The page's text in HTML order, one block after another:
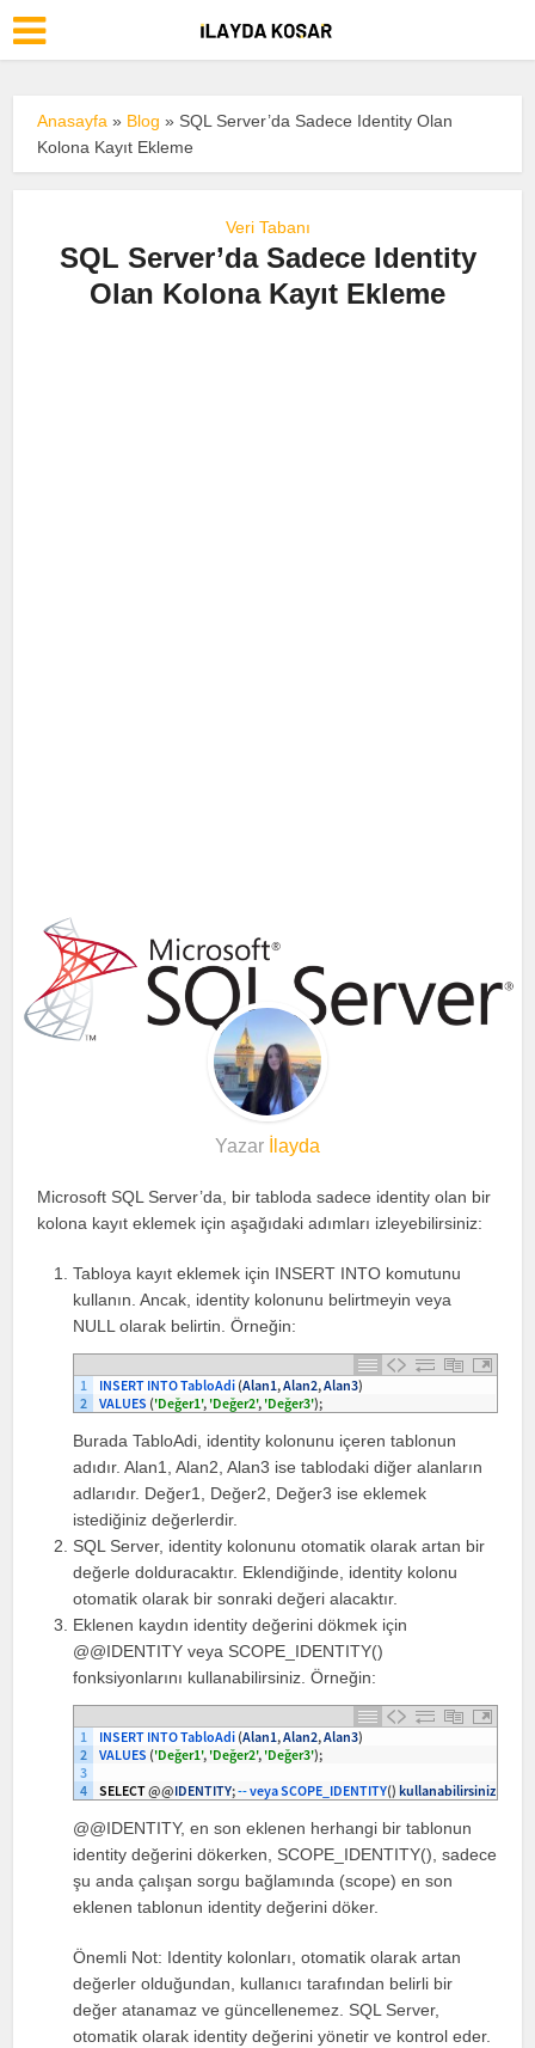
Anasayfa » Blog » SQL Server’da Sadece Identity Olan
Kolona Kayıt Ekleme
Veri Tabanı
SQL Server’da Sadece Identity
Olan Kolona Kayıt Ekleme
Yazar İlayda
Microsoft SQL Server’da, bir tabloda sadece identity olan bir
kolona kayıt eklemek için aşağıdaki adımları izleyebilirsiniz:
Tabloya kayıt eklemek için INSERT INTO komutunu
kullanın. Ancak, identity kolonunu belirtmeyin veya
NULL olarak belirtin. Örneğin:
1
2
INSERT INTO TabloAdi (Alan1,Alan2,Alan3)
VALUES ('Değer1', 'Değer2', 'Değer3');
Burada TabloAdi, identity kolonunu içeren tablonun
adıdır. Alan1, Alan2, Alan3 ise tablodaki diğer alanların
adlarıdır. Değer1, Değer2, Değer3 ise eklemek
istediğiniz değerlerdir.
SQL Server, identity kolonunu otomatik olarak artan bir
değerle dolduracaktır. Eklendiğinde, identity kolonu
otomatik olarak bir sonraki değeri alacaktır.
Eklenen kaydın identity değerini dökmek için
@@IDENTITY veya SCOPE_IDENTITY()
fonksiyonlarını kullanabilirsiniz. Örneğin:
1
2
3
4
INSERT INTO TabloAdi (Alan1,Alan2,Alan3)
VALUES ('Değer1', 'Değer2', 'Değer3');
SELECT@@IDENTITY;--veya SCOPE_IDENTITY() kullanabilirsiniz
@@IDENTITY, en son eklenen herhangi bir tablonun
identity değerini dökerken, SCOPE_IDENTITY(), sadece
şu anda çalışan sorgu bağlamında (scope) en son
eklenen tablonun identity değerini döker.
Önemli Not: Identity kolonları, otomatik olarak artan
değerler olduğundan, kullanıcı tarafından belirli bir
değer atanamaz ve güncellenemez. SQL Server,
otomatik olarak identity değerini yönetir ve kontrol eder.